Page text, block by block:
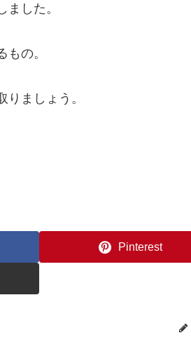
した。
の。
ましょう。
Pinterest